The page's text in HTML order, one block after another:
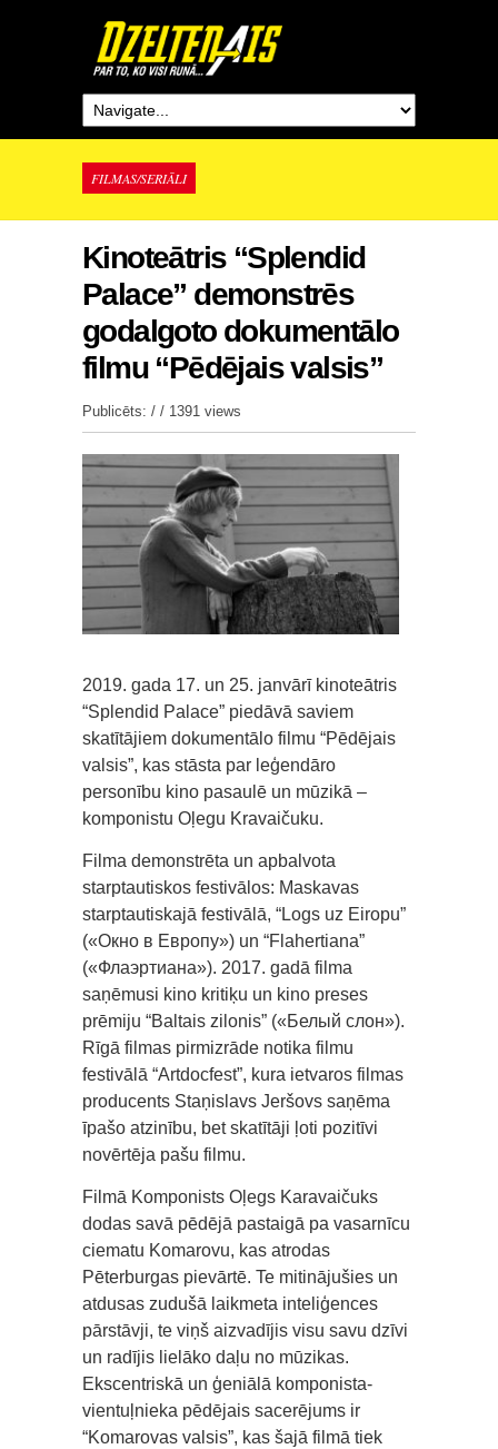
FILMAS/SERIĀLI
Kinoteātris “Splendid
Palace” demonstrēs
godalgoto dokumentālo
filmu “Pēdējais valsis”
Publicēts: / / 1391 views
2019. gada 17. un 25. janvārī kinoteātris
“Splendid Palace” piedāvā saviem
skatītājiem dokumentālo filmu “Pēdējais
valsis”, kas stāsta par leģendāro
personību kino pasaulē un mūzikā –
komponistu Oļegu Kravaičuku.
Filma demonstrēta un apbalvota
starptautiskos festivālos: Maskavas
starptautiskajā festivālā, “Logs uz Eiropu”
(«Окно в Европу») un “Flahertiana”
(«Флаэртиана»). 2017. gadā filma
saņēmusi kino kritiķu un kino preses
prēmiju “Baltais zilonis” («Белый слон»).
Rīgā filmas pirmizrāde notika filmu
festivālā “Artdocfest”, kura ietvaros filmas
producents Staņislavs Jeršovs saņēma
īpašo atzinību, bet skatītāji ļoti pozitīvi
novērtēja pašu filmu.
Filmā Komponists Oļegs Karavaičuks
dodas savā pēdējā pastaigā pa vasarnīcu
ciematu Komarovu, kas atrodas
Pēterburgas pievārtē. Te mitinājušies un
atdusas zudušā laikmeta inteliģences
pārstāvji, te viņš aizvadījis visu savu dzīvi
un radījis lielāko daļu no mūzikas.
Ekscentriskā un ģeniālā komponista-
vientuļnieka pēdējais sacerējums ir
“Komarovas valsis”, kas šajā filmā tiek